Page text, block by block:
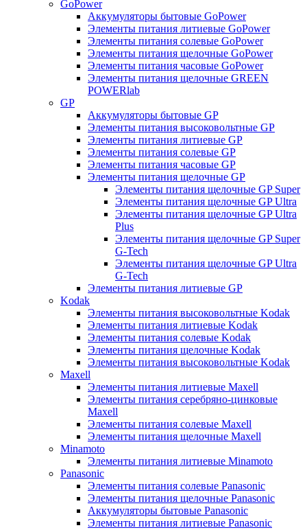
GoPower
Аккумуляторы бытовые GoPower
Элементы питания литиевые GoPower
Элементы питания солевые GoPower
Элементы питания щелочные GoPower
Элементы питания часовые GoPower
Элементы питания щелочные GREEN
POWERlab
GP
Аккумуляторы бытовые GP
Элементы питания высоковольтные GP
Элементы питания литиевые GP
Элементы питания солевые GP
Элементы питания часовые GP
Элементы питания щелочные GP
Элементы питания щелочные GP Super
Элементы питания щелочные GP Ultra
Элементы питания щелочные GP Ultra
Plus
Элементы питания щелочные GP Super
G-Tech
Элементы питания щелочные GP Ultra
G-Tech
Элементы питания литиевые GP
Kodak
Элементы питания высоковольтные Kodak
Элементы питания литиевые Kodak
Элементы питания солевые Kodak
Элементы питания щелочные Kodak
Элементы питания высоковольтные Kodak
Maxell
Элементы питания литиевые Maxell
Элементы питания серебряно-цинковые
Maxell
Элементы питания солевые Maxell
Элементы питания щелочные Maxell
Minamoto
Элементы питания литиевые Minamoto
Panasonic
Элементы питания солевые Panasonic
Элементы питания щелочные Panasonic
Аккумуляторы бытовые Panasonic
Элементы питания литиевые Panasonic